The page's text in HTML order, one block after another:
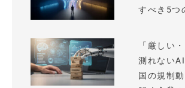
すべき5つ
「厳しい
測れない
国の規制